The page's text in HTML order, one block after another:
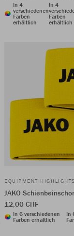
In 4
verschiedenen
Farben
erhältlich
In 4
Farben
erhältlich
EQUIPMENT
JAKO
12,00 CHF
In 6 verschiedenen
Farben erhältlich
In